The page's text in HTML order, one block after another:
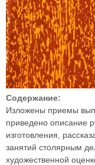
Содержание:
Изложены приемы
приведено описание
изготовления,
занятий столярным
художественной